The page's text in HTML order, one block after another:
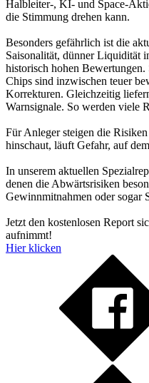
Halbleiter-, KI- und Space-
die Stimmung drehen kann.
Besonders gefährlich ist die
Saisonalität, dünner Liquidität
historisch hohen
Chips sind inzwischen teuer
Korrekturen. Gleichzeitig
Warnsignale. So werden viele
Für Anleger steigen die
hinschaut, läuft Gefahr, auf
In unserem aktuellen
denen die Abwärtsrisiken
Gewinnmitnahmen oder sogar
Jetzt den kostenlosen Report
aufnimmt!
Hier klicken